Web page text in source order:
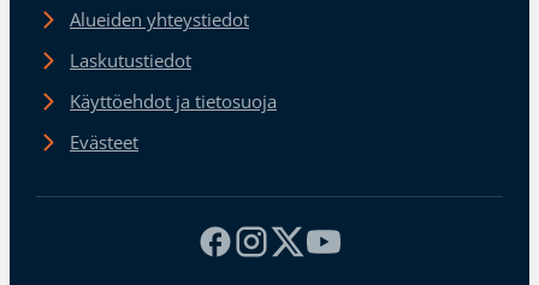
Alueiden yhteystiedot
Laskutustiedot
Käyttöehdot ja tietosuoja
Evästeet